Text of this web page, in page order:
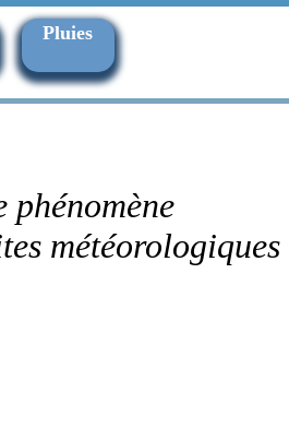
Pluies
météorologiques